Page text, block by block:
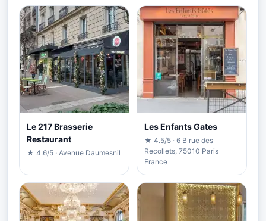
Le 217 Brasserie
Restaurant
★ 4.6/5 · Avenue Daumesnil
Les Enfants Gates
★ 4.5/5 · 6 B rue des
Recollets, 75010 Paris
France